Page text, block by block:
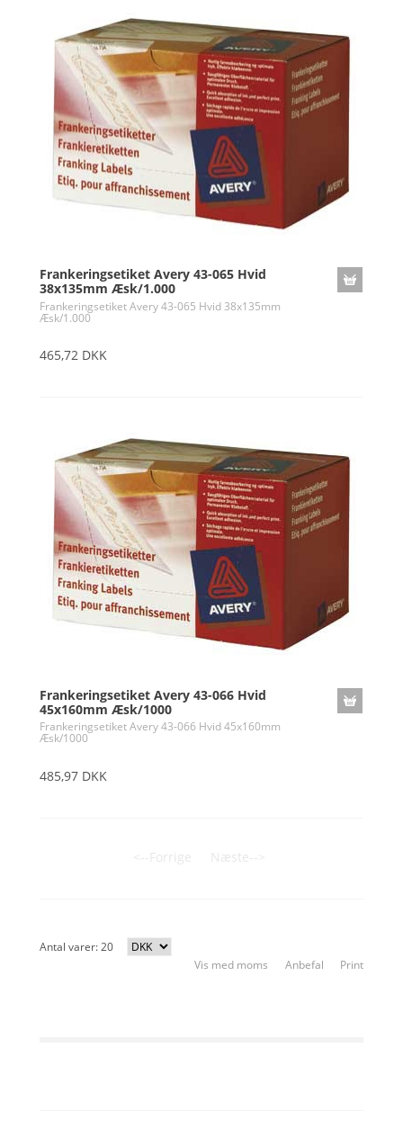
Frankeringsetiket Avery 43-065 Hvid
38x135mm Æsk/1.000
Frankeringsetiket Avery 43-065 Hvid 38x135mm
Æsk/1.000
465,72 DKK
Frankeringsetiket Avery 43-066 Hvid
45x160mm Æsk/1000
Frankeringsetiket Avery 43-066 Hvid 45x160mm
Æsk/1000
485,97 DKK
<--Forrige Næste-->
Antal varer: 20
Vis med moms
Anbefal Print